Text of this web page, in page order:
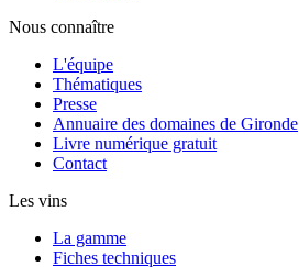
Nous connaître
L'équipe
Thématiques
Presse
Annuaire des domaines de Gironde
Livre numérique gratuit
Contact
Les vins
La gamme
Fiches techniques